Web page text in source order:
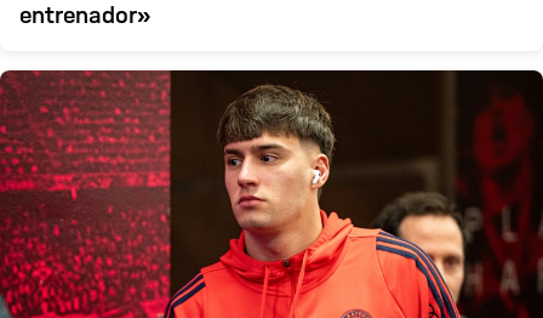
entrenador»